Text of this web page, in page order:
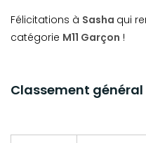
Félicitations à Sasha qui
catégorie M11 Garçon !
Classement général